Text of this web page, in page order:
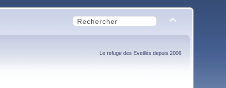
Le refuge des Eveillés depuis 2006